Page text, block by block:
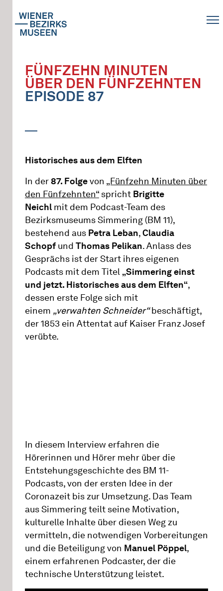
FÜNFZEHN MINUTEN
ÜBER DEN FÜNFZEHNTEN
EPISODE 87
Historisches aus dem Elften
In der 87. Folgevon „Fünfzehn Minuten über
den Fünfzehnten“spricht Brigitte
Neichl mit dem Podcast-Team des
Bezirksmuseums Simmering (BM 11),
bestehend aus Petra Leban,Claudia
Schopf und Thomas Pelikan. Anlass des
Gesprächs ist der Start ihres eigenen
Podcasts mit dem Titel „Simmering einst
und jetzt. Historisches aus dem Elften“,
dessen erste Folge sich mit
einem „verwahten Schneider“beschäftigt,
der 1853 ein Attentat auf Kaiser Franz Josef
verübte.
In diesem Interview erfahren die
Hörerinnen und Hörer mehr über die
Entstehungsgeschichte des BM 11-
Podcasts, von der ersten Idee in der
Coronazeit bis zur Umsetzung. Das Team
aus Simmering teilt seine Motivation,
kulturelle Inhalte über diesen Weg zu
vermitteln, die notwendigen Vorbereitungen
und die Beteiligung von Manuel Pöppel,
einem erfahrenen Podcaster, der die
technische Unterstützung leistet.